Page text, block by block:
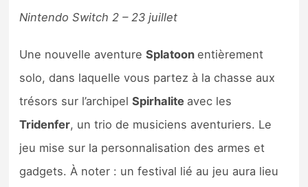
Nintendo Switch 2 – 23 juillet
Une nouvelle aventureSplatoonentièrement
solo, dans laquelle vous partez à la chasse aux
trésors sur l’archipelSpirhalite avec les
Tridenfer, un trio de musiciens aventuriers. Le
jeu mise sur la personnalisation des armes et
gadgets. À noter : un festival lié au jeu aura lieu